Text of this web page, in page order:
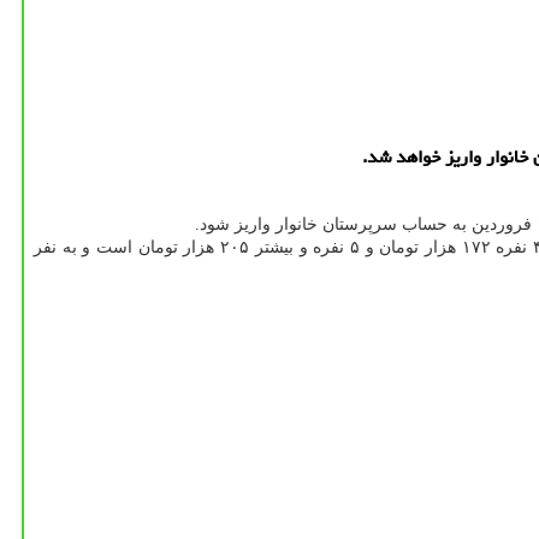
گفتنی است مبلغ پرداختی بابت طرح حمایتی معیشتی دولت به خانوارهای یك نفره ۵۵ هزار تومان، ۲ نفره ۱۰۳ هزار تومان، ۳ نفره ۱۳۸ هزار تومان، ۴ نفره ۱۷۲ هزار تومان و ۵ نفره و بیشتر ۲۰۵ هزار تومان است و به نفر